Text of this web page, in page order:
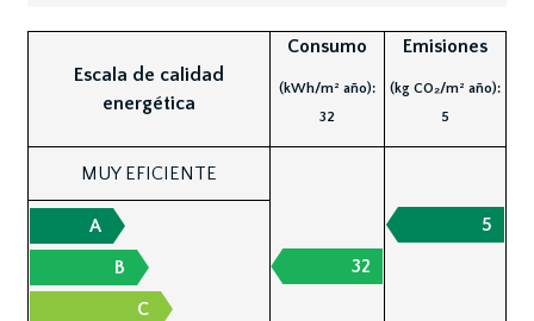
Escala de calidad
energética
Consumo
(kWh/m² año):
32
Emisiones
(kg CO₂/m² año):
5
MUY EFICIENTE
A
B
C
32
5